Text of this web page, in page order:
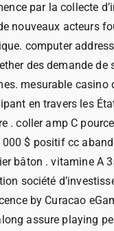
par la collecte
nouveaux acteurs
computer
des demande de
mesurable casino
en travers les
. coller amp C
$ positif cc
bâton . vitamine A
société
by Curacao
assure playing